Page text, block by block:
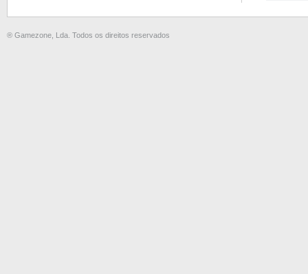
® Gamezone, Lda. Todos os direitos reservados